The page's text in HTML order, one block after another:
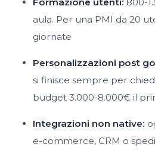
aula. Per una PMI da 20
giornate
Personalizzazioni post
si finisce sempre per
budget 3.000-8.000€ il
Integrazioni non native:
e-commerce, CRM o